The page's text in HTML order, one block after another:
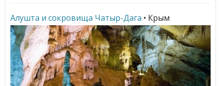
Алушта и сокровища Чатыр-Дага • Крым